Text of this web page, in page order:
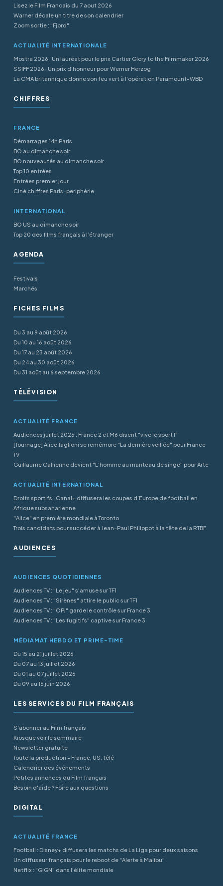
Lisez le Film Francais du 7 aout 2026
Warner décale un titre de son calendrier
Zoom sortie : "Fjord"
ACTUALITÉ INTERNATIONALE
Mostra 2026 : Un lauréat pour le prix Cartier Glory to the Filmmaker 2026
SSIFF 2026 : Un prix d’honneur pour Werner Herzog
La CMA britannique donne son feu vert à l'opération Paramount-WBD
CHIFFRES
FRANCE
Démarrages 14h Paris
BO au dimanche soir
BO nouveautés au dimanche soir
Top 10 entrées
Entrées premier jour
Ciné chiffres Paris-periphérie
INTERNATIONAL
BO US au dimanche soir
Top 20 des films français à l’étranger
AGENDA
Festivals
Marchés
FICHES FILMS
Du 3 au 9 août 2026
Du 10 au 16 août 2026
Du 17 au 23 août 2026
Du 24 au 30 août 2026
Du 31 août au 6 septembre 2026
TÉLÉVISION
ACTUALITÉ FRANCE
Audiences juillet 2026 : France 2 et M6 disent "vive le sport !"
[Tournage] Alice Taglioni se remémore "La dernière veillée" pour France
TV
Guillaume Gallienne devient "L’homme au manteau de singe" pour Arte
ACTUALITÉ INTERNATIONAL
Droits sportifs : Canal+ diffusera les coupes d’Europe de football en
Afrique subsaharienne
"Alice" en première mondiale à Toronto
Trois candidats pour succéder à Jean-Paul Philippot à la tête de la RTBF
AUDIENCES
AUDIENCES QUOTIDIENNES
Audiences TV : "Le jeu" s'amuse sur TF1
Audiences TV : "Sirènes" attire le public sur TF1
Audiences TV : "OPJ" garde le contrôle sur France 3
Audiences TV : "Les fugitifs" captive sur France 3
MÉDIAMAT HEBDO ET PRIME-TIME
Du 15 au 21 juillet 2026
Du 07 au 13 juillet 2026
Du 01 au 07 juillet 2026
Du 09 au 15 juin 2026
LES SERVICES DU FILM FRANÇAIS
S'abonner au Film français
Kiosque voir le sommaire
Newsletter gratuite
Toute la production - France, US, télé
Calendrier des événements
Petites annonces du Film français
Besoin d'aide ? Foire aux questions
DIGITAL
ACTUALITÉ FRANCE
Football : Disney+ diffusera les matchs de La Liga pour deux saisons
Un diffuseur français pour le reboot de "Alerte à Malibu"
Netflix : "GIGN" dans l'élite mondiale